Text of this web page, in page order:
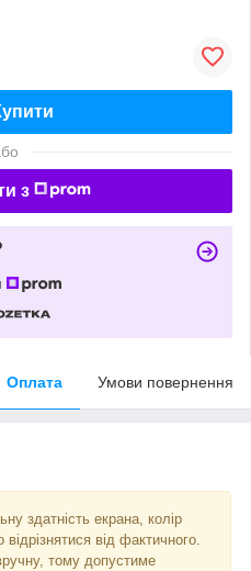
з
Оплата Умови повернення
здатність екрана, колір
від фактичного.
тому допустиме